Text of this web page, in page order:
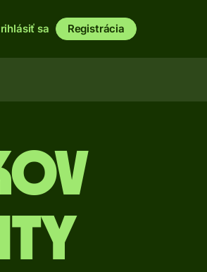
sa Registrácia